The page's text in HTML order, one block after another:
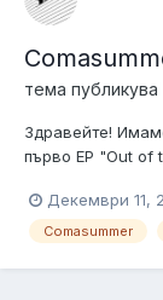
тема публикува
Здравейте!
първо EP "Out
и закупи в
физически
Декември 11,
Comasummer